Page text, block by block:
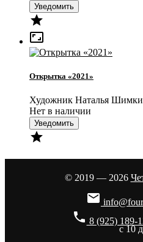
Уведомить


Открытка «2021»
Художник Наталья
Нет в наличии
Уведомить

© 2019 — 2026

phone 8 (925) 189-
с 10